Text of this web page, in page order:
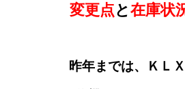
変更点と在庫状
昨年までは、ＫＬ